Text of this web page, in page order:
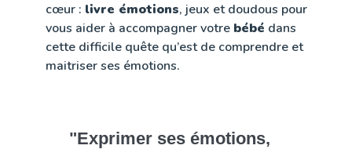
cœur : livre émotions, jeux et doudous pour
vous aider à accompagner votre bébé dans
cette difficile quête qu’est de comprendre et
maitriser ses émotions.
"Exprimer ses émotions,